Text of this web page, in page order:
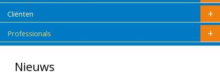
Cliënten
Professionals
Nieuws